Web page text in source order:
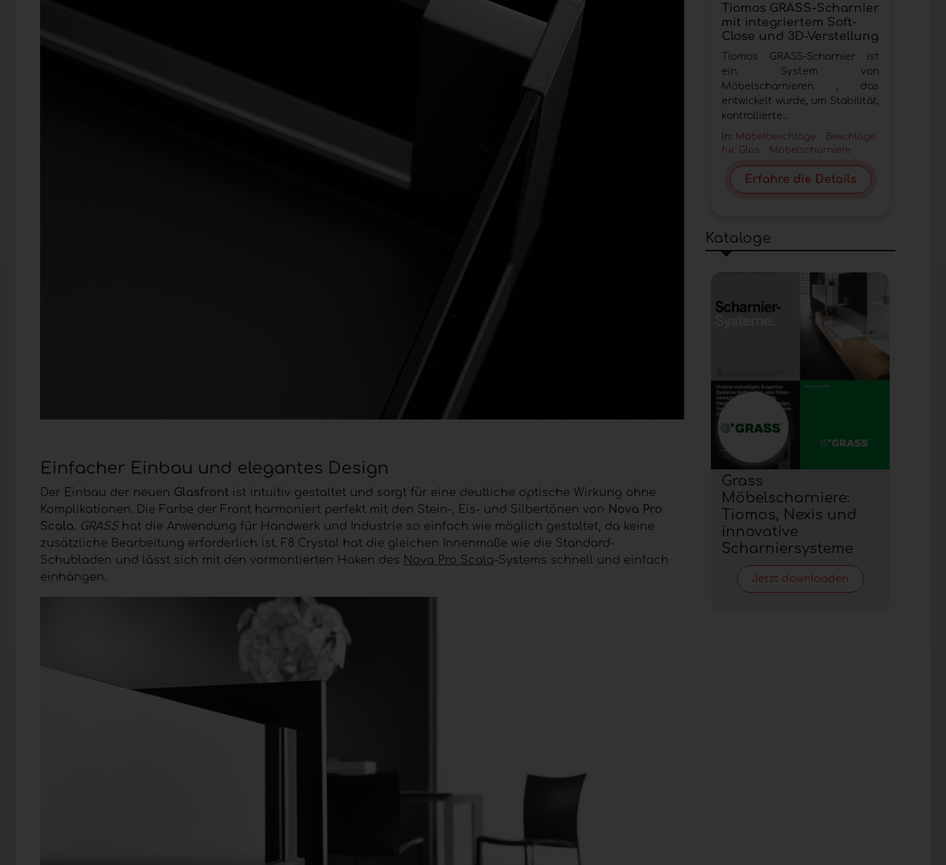
Einfacher Einbau und elegantes Design
Der Einbau der neuen Glasfront ist intuitiv gestaltet und sorgt für eine deutliche optische Wirkung ohne
Komplikationen. Die Farbe der Front harmoniert perfekt mit den Stein-, Eis- und Silbertönen von Nova Pro
Scala. GRASS hat die Anwendung für Handwerk und Industrie so einfach wie möglich gestaltet, da keine
zusätzliche Bearbeitung erforderlich ist. F8 Crystal hat die gleichen Innenmaße wie die Standard-
Schubladen und lässt sich mit den vormontierten Haken des Nova Pro Scala-Systems schnell und einfach
einhängen.
Tiomos GRASS-Scharnier
mit integriertem Soft-
Close und 3D-Verstellung
Tiomos GRASS-Scharnier ist
ein System von
Möbelscharnieren , das
entwickelt wurde, um Stabilität,
kontrollierte...
In: Möbelbeschläge
Beschläge
für Glas
Möbelscharniere
Erfahre die Details
Kataloge
Grass
Möbelscharniere:
Tiomos, Nexis und
innovative
Scharniersysteme
Jetzt downloaden